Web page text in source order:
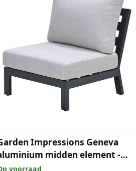
Impressions Geneva
midden element -
black
voorraad